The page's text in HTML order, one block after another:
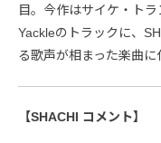
目。今作はサイケ・ト
Yackleのトラックに、
る歌声が相まった楽曲に
【SHACHI コメント】